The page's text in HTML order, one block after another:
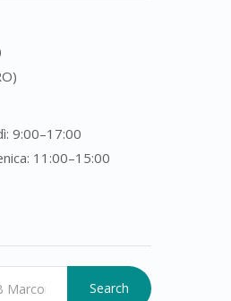
9:00–17:00
11:00–15:00
Search